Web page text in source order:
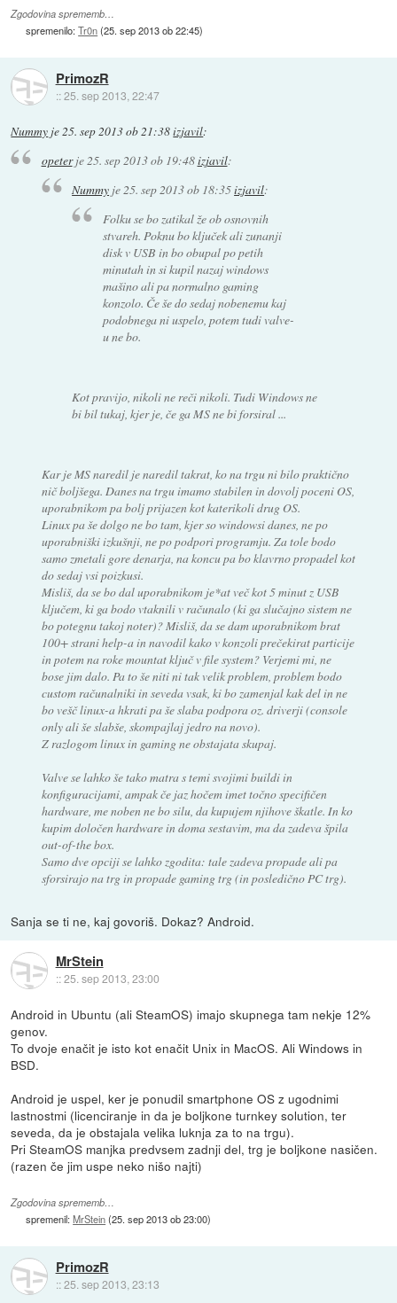
Zgodovina sprememb…
spremenilo:Tr0n(25. sep 2013 ob 22:45)
PrimozR
::25. sep 2013, 22:47
Nummy je25. sep 2013 ob 21:38izjavil:
opeterje25. sep 2013 ob 19:48izjavil:
Nummy je25. sep 2013 ob 18:35izjavil:
Folku se bo zatikal že ob osnovnih
stvareh. Poknu bo ključek ali zunanji
disk v USB in bo obupal po petih
minutah in si kupil nazaj windows
mašino ali pa normalno gaming
konzolo. Če še do sedaj nobenemu kaj
podobnega ni uspelo, potem tudi valve-
u ne bo.
Kot pravijo, nikoli ne reči nikoli. Tudi Windows ne
bi bil tukaj, kjer je, če ga MS ne bi forsiral ...
Kar je MS naredil je naredil takrat, ko na trgu ni bilo praktično
nič boljšega. Danes na trgu imamo stabilen in dovolj poceni OS,
uporabnikom pa bolj prijazen kot katerikoli drug OS.
Linux pa še dolgo ne bo tam, kjer so windowsi danes, ne po
uporabniški izkušnji, ne po podpori programju. Za tole bodo
samo zmetali gore denarja, na koncu pa bo klavrno propadel kot
do sedaj vsi poizkusi.
Misliš, da se bo dal uporabnikom je*at več kot 5 minut z USB
ključem, ki ga bodo vtaknili v računalo (ki ga slučajno sistem ne
bo potegnu takoj noter)? Misliš, da se dam uporabnikom brat
100+ strani help-a in navodil kako v konzoli prečekirat particije
in potem na roke mountat ključ v file system? Verjemi mi, ne
bose jim dalo. Pa to še niti ni tak velik problem, problem bodo
custom računalniki in seveda vsak, ki bo zamenjal kak del in ne
bo vešč linux-a hkrati pa še slaba podpora oz. driverji (console
only ali še slabše, skompajlaj jedro na novo).
Z razlogom linux in gaming ne obstajata skupaj.
Valve se lahko še tako matra s temi svojimi buildi in
konfiguracijami, ampak če jaz hočem imet točno specifičen
hardware, me noben ne bo silu, da kupujem njihove škatle. In ko
kupim določen hardware in doma sestavim, ma da zadeva špila
out-of-the box.
Samo dve opciji se lahko zgodita: tale zadeva propade ali pa
sforsirajo na trg in propade gaming trg (in posledično PC trg).
Sanja se ti ne, kaj govoriš. Dokaz? Android.
MrStein
::25. sep 2013, 23:00
Android in Ubuntu (ali SteamOS) imajo skupnega tam nekje 12%
genov.
To dvoje enačit je isto kot enačit Unix in MacOS. Ali Windows in
BSD.
Android je uspel, ker je ponudil smartphone OS z ugodnimi
lastnostmi (licenciranje in da je boljkone turnkey solution, ter
seveda, da je obstajala velika luknja za to na trgu).
Pri SteamOS manjka predvsem zadnji del, trg je boljkone nasičen.
(razen če jim uspe neko nišo najti)
Zgodovina sprememb…
spremenil:MrStein(25. sep 2013 ob 23:00)
PrimozR
::25. sep 2013, 23:13